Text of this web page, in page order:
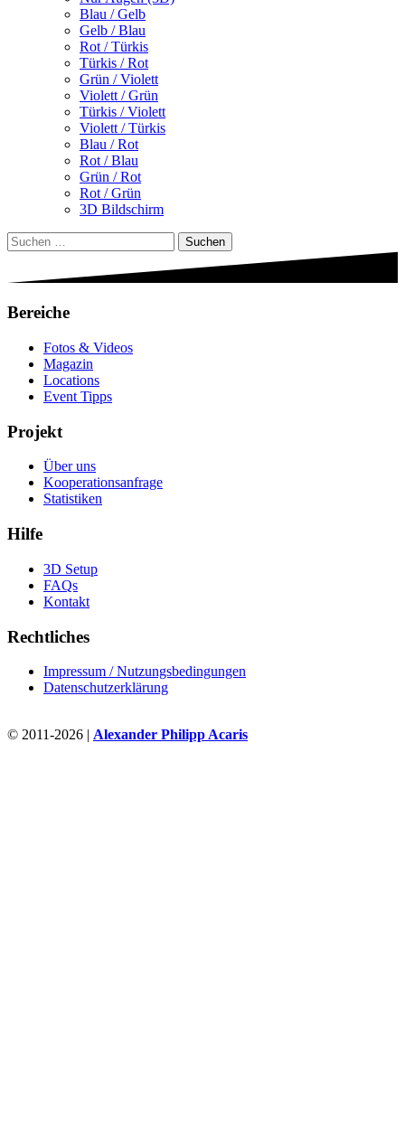
Blau / Gelb
Gelb / Blau
Rot / Türkis
Türkis / Rot
Grün / Violett
Violett / Grün
Türkis / Violett
Violett / Türkis
Blau / Rot
Rot / Blau
Grün / Rot
Rot / Grün
3D Bildschirm
Suchen
nach:
Bereiche
Fotos & Videos
Magazin
Locations
Event Tipps
Projekt
Über uns
Kooperationsanfrage
Statistiken
Hilfe
3D Setup
FAQs
Kontakt
Rechtliches
Impressum / Nutzungsbedingungen
Datenschutzerklärung
© 2011-2026 | Alexander Philipp Acaris